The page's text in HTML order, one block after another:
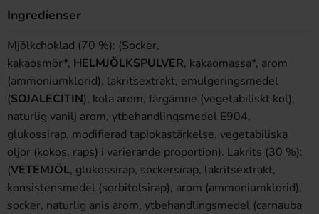
Ingredienser
Mjölkchoklad (70 %): (Socker,
kakaosmör*, HELMJÖLKSPULVER, kakaomassa*, arom
(ammoniumklorid), lakritsextrakt, emulgeringsmedel
(SOJALECITIN), kola arom, färgämne (vegetabiliskt kol),
naturlig vanilj arom, ytbehandlingsmedel E904,
glukossirap, modifierad tapiokastärkelse, vegetabiliska
oljor (kokos, raps) i varierande proportion). Lakrits (30 %):
(VETEMJÖL, glukossirap, sockersirap, lakritsextrakt,
konsistensmedel (sorbitolsirap), arom (ammoniumklorid),
socker, naturlig anis arom, ytbehandlingsmedel (carnauba